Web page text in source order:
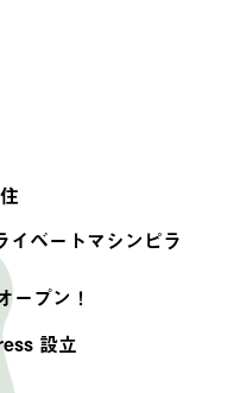
ベートマシンピラ
ープン！
設立